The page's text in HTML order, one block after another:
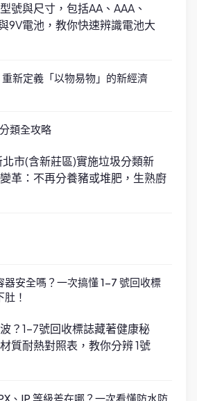
號與尺寸，包括AA、AAA、
9V電池，教你快速辨識電池大
新定義「以物易物」的新經濟
類全攻略
市(含新莊區)實施垃圾分類新
革：不再分養豬或堆肥，生熟廚
器安全嗎？一次搞懂 1-7 號回收標
！
？1-7號回收標誌藏著健康秘
質耐熱對照表，教你分辨 1號
、IP 等級差在哪？一次看懂防水防